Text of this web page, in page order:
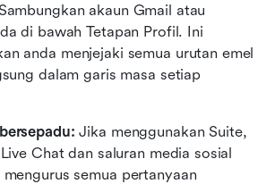
akaun Gmail atau
di bawah Tetapan Profil. Ini
anda menjejaki semua urutan emel
dalam garis masa setiap
Jika menggunakan Suite,
Chat dan saluran media sosial
semua pertanyaan